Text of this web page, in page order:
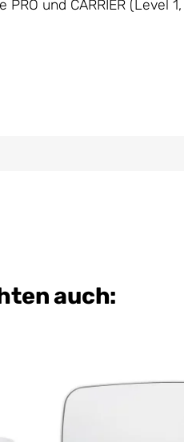
und CARRIER
auch: